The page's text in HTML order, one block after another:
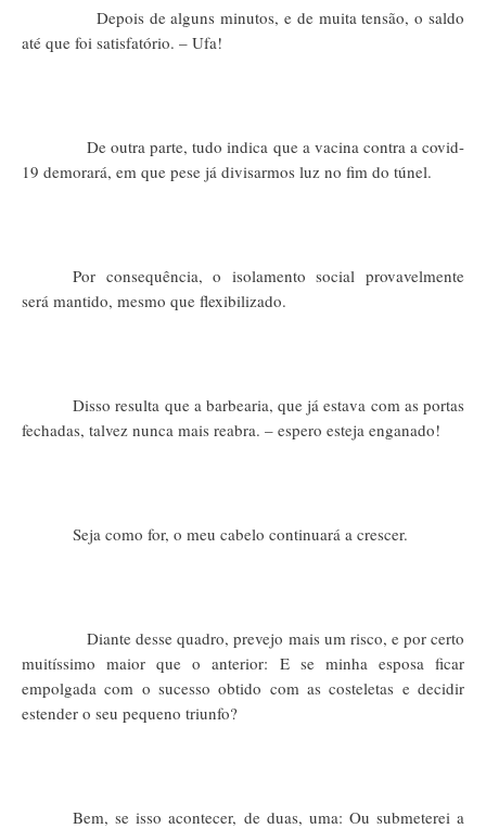
Depois de alguns minutos, e de muita tensão, o saldo
até que foi satisfatório. – Ufa!
De outra parte, tudo indica que a vacina contra a covid-
19 demorará, em que pese já divisarmos luz no fim do túnel.
Por consequência, o isolamento social provavelmente
será mantido, mesmo que flexibilizado.
Disso resulta que a barbearia, que já estava com as portas
fechadas, talvez nunca mais reabra. – espero esteja enganado!
Seja como for, o meu cabelo continuará a crescer.
Diante desse quadro, prevejo mais um risco, e por certo
muitíssimo maior que o anterior: E se minha esposa ficar
empolgada com o sucesso obtido com as costeletas e decidir
estender o seu pequeno triunfo?
Bem, se isso acontecer, de duas, uma: Ou submeterei a